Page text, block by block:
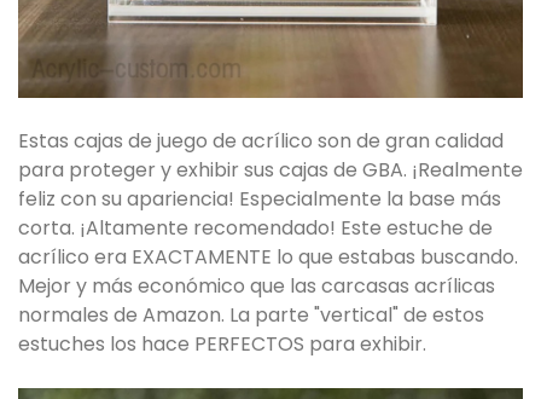
Estas cajas de juego de acrílico son de gran calidad
para proteger y exhibir sus cajas de GBA. ¡Realmente
feliz con su apariencia! Especialmente la base más
corta. ¡Altamente recomendado! Este estuche de
acrílico era EXACTAMENTE lo que estabas buscando.
Mejor y más económico que las carcasas acrílicas
normales de Amazon. La parte "vertical" de estos
estuches los hace PERFECTOS para exhibir.